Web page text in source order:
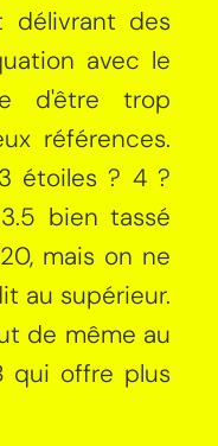
délivrant des
avec le
d'être trop
références.
étoiles ? 4 ?
bien tassé
mais on ne
au supérieur.
de même au
qui offre plus